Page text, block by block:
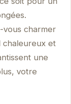
vous charmer
chaleureux et
une
votre